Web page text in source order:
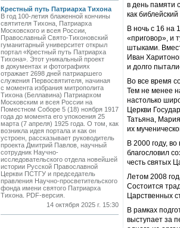
Крестный путь Патриарха Тихона
В год 100-летия блаженной кончины
святителя Тихона, Патриарха
Московского и всея России,
Православный Свято-Тихоновский
гуманитарный университет открыл
портал «Крестный путь Патриарха
Тихона». Этот уникальный проект
в документах и фотографиях
отражает 2698 дней патриаршего
служения Первосвятителя, начиная
с момента избрания митрополита
Тихона (Беллавина) Патриархом
Московским и всея России на
Поместном Соборе 5 (18) ноября 1917
года до момента его упокоения 25
марта (7 апреля) 1925 года. О том, как
возникла идея портала и как он
устроен, рассказывает руководитель
проекта Дмитрий Павлов, научный
сотрудник Научно-
исследовательского отдела новейшей
истории Русской Православной
Церкви ПСТГУ и председатель
правления Научно-просветительского
фонда имени святого Патриарха
Тихона. PDF-версия.
14 октября 2025 г. 15:30
в день памяти
как
В ночь с 16 на
«приговор», и
штыками.
Иван
и долго
Во все время
Тем не менее
настолько
Церкви
Татьяна,
их
В 2000 году,
благословил
честь святых
Летом 2008
Состоится
Царственных
В рамках
выступает за